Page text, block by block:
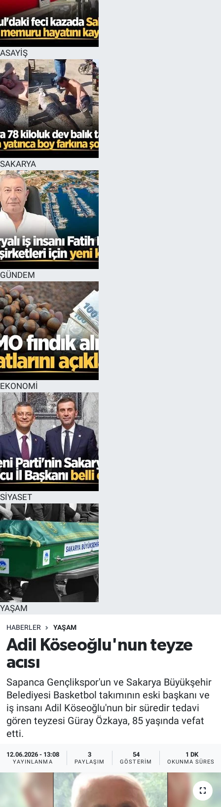
ASAYİŞ
SAKARYA
GÜNDEM
EKONOMİ
SİYASET
YAŞAM
HABERLER YAŞAM
Adil Köseoğlu'nun teyze
acısı
Sapanca Gençlikspor'un ve Sakarya Büyükşehir
Belediyesi Basketbol takımının eski başkanı ve
iş insanı Adil Köseoğlu'nun bir süredir tedavi
gören teyzesi Güray Özkaya, 85 yaşında vefat
etti.
12.06.2026 - 13:08
YAYINLANMA
3
PAYLAŞIM
54
GÖSTERIM
1 DK
OKUNMA SÜRESI
EĞİTİM
MAGAZİN
ÖZEL HABER
HALK54 PANORAMA